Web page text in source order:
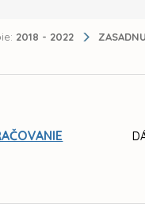
2018 - 2022